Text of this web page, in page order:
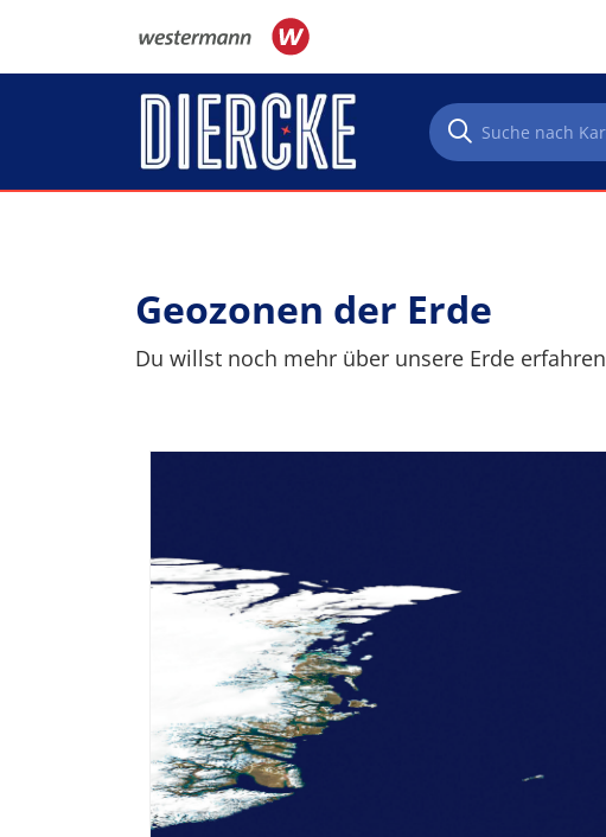
Geozonen der Erde
Du willst noch mehr über unsere Erde